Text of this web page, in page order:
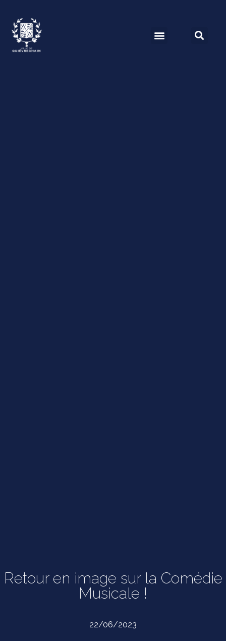
Retour en image sur la Comédie
Musicale !
22/06/2023